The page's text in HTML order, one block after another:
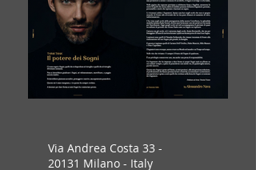
Via Andrea Costa 33 -
20131 Milano - Italy